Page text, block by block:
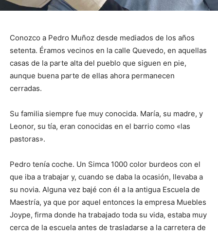
Conozco a Pedro Muñoz desde mediados de los años
setenta. Éramos vecinos en la calle Quevedo, en aquellas
casas de la parte alta del pueblo que siguen en pie,
aunque buena parte de ellas ahora permanecen
cerradas.
Su familia siempre fue muy conocida. María, su madre, y
Leonor, su tía, eran conocidas en el barrio como «las
pastoras».
Pedro tenía coche. Un Simca 1000 color burdeos con el
que iba a trabajar y, cuando se daba la ocasión, llevaba a
su novia. Alguna vez bajé con él a la antigua Escuela de
Maestría, ya que por aquel entonces la empresa Muebles
Joype, firma donde ha trabajado toda su vida, estaba muy
cerca de la escuela antes de trasladarse a la carretera de